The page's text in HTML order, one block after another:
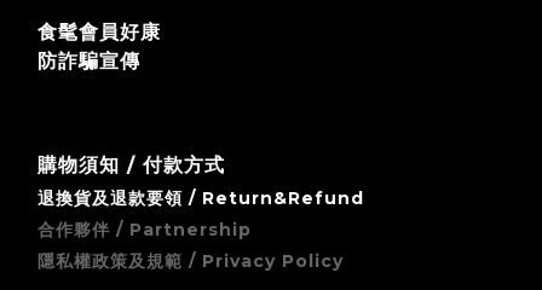
食髦會員好康
防詐騙宣傳
購物須知 / 付款方式
退換貨及退款要領 / Return&Refund
合作夥伴 / Partnership
隱私權政策及規範 / Privacy Policy